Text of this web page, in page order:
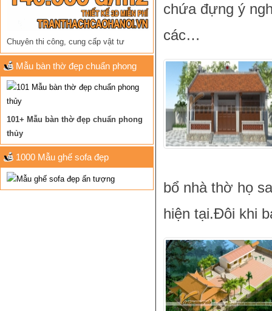
Chuyên thi công, cung cấp vật tư
Mẫu bàn thờ đẹp chuẩn phong
thủy
101+ Mẫu bàn thờ đẹp chuẩn phong
thủy
1000 Mẫu ghế sofa đẹp
chứa đựng ý
các…
bổ nhà thờ họ
hiện tại.Đôi khi